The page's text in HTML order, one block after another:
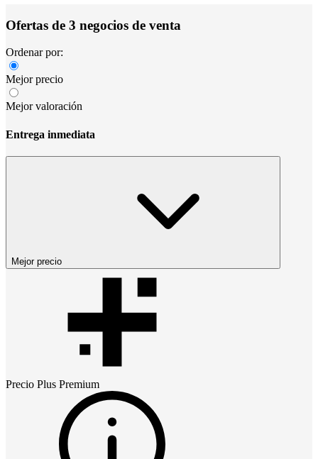
Ofertas de 3 negocios de venta
Ordenar por:
Mejor precio
Mejor valoración
Entrega inmediata
Mejor precio
Precio Plus Premium